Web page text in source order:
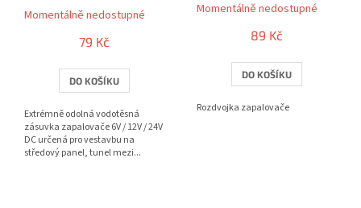
hodnocení
produktu
je
z
5
Momentálně nedostupné
79 Kč
DO KOŠÍKU
Extrémně odolná vodotěsná
zásuvka zapalovače 6V / 12V / 24V
DC určená pro vestavbu na
středový panel, tunel mezi...
Momentálně nedostupné
89 Kč
DO KOŠÍKU
Rozdvojka zapalovače